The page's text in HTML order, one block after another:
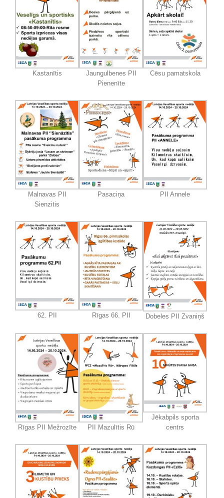
Kastanītis
Jaungulbenes PII
Pienenīte
Cēsu pamatskola
Malnavas PII
Sienzitis
Pasaciņa PII Annele
62. PII Rīgas 66. PII Dobeles PII Zvaniņš
Rīgas PII Mežrozīte PII Mazulītis Rū
Jēkabpils sporta
centrs